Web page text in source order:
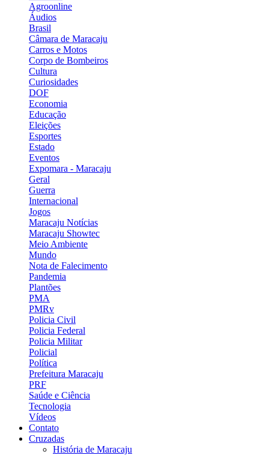
Agroonline
Áudios
Brasil
Câmara de Maracaju
Carros e Motos
Corpo de Bombeiros
Cultura
Curiosidades
DOF
Economia
Educação
Eleições
Esportes
Estado
Eventos
Expomara - Maracaju
Geral
Guerra
Internacional
Jogos
Maracaju Notícias
Maracaju Showtec
Meio Ambiente
Mundo
Nota de Falecimento
Pandemia
Plantões
PMA
PMRv
Policia Civil
Policia Federal
Policia Militar
Policial
Política
Prefeitura Maracaju
PRF
Saúde e Ciência
Tecnologia
Vídeos
Contato
Cruzadas
História de Maracaju